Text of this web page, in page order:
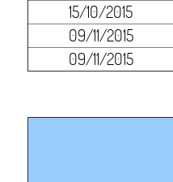
15/10/2015
09/11/2015
09/11/2015